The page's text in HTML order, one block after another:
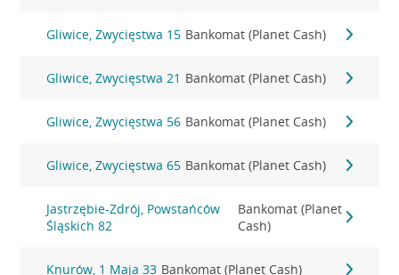
Gliwice, Zwycięstwa 15 Bankomat (Planet Cash)
Gliwice, Zwycięstwa 21 Bankomat (Planet Cash)
Gliwice, Zwycięstwa 56 Bankomat (Planet Cash)
Gliwice, Zwycięstwa 65 Bankomat (Planet Cash)
Jastrzębie-Zdrój, Powstańców
Śląskich 82
Bankomat (Planet
Cash)
Knurów, 1 Maja 33 Bankomat (Planet Cash)